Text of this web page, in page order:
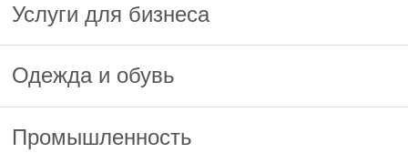
Услуги для бизнеса
Одежда и обувь
Промышленность